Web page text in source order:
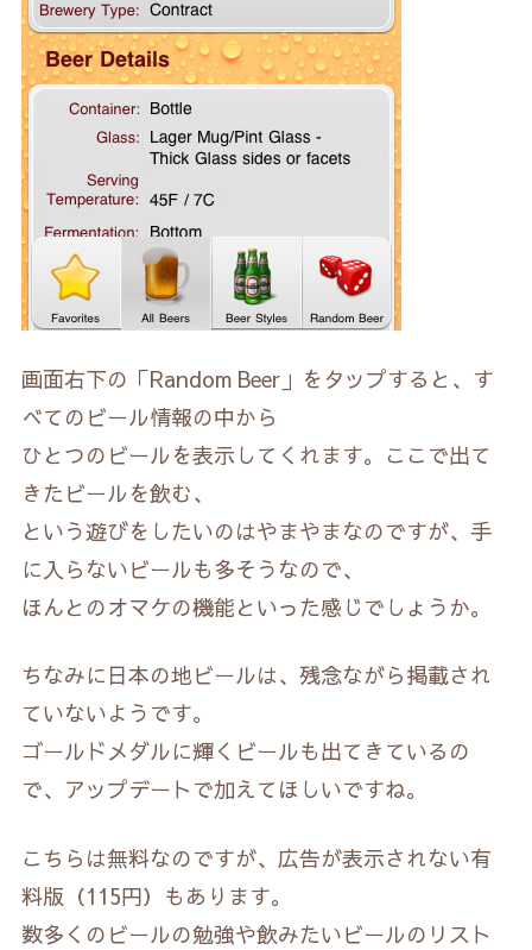
画面右下の「Random Beer」をタップすると、す
べてのビール情報の中から
ひとつのビールを表示してくれます。ここで出て
きたビールを飲む、
という遊びをしたいのはやまやまなのですが、手
に入らないビールも多そうなので、
ほんとのオマケの機能といった感じでしょうか。
ちなみに日本の地ビールは、残念ながら掲載され
ていないようです。
ゴールドメダルに輝くビールも出てきているの
で、アップデートで加えてほしいですね。
こちらは無料なのですが、広告が表示されない有
料版（115円）もあります。
数多くのビールの勉強や飲みたいビールのリスト